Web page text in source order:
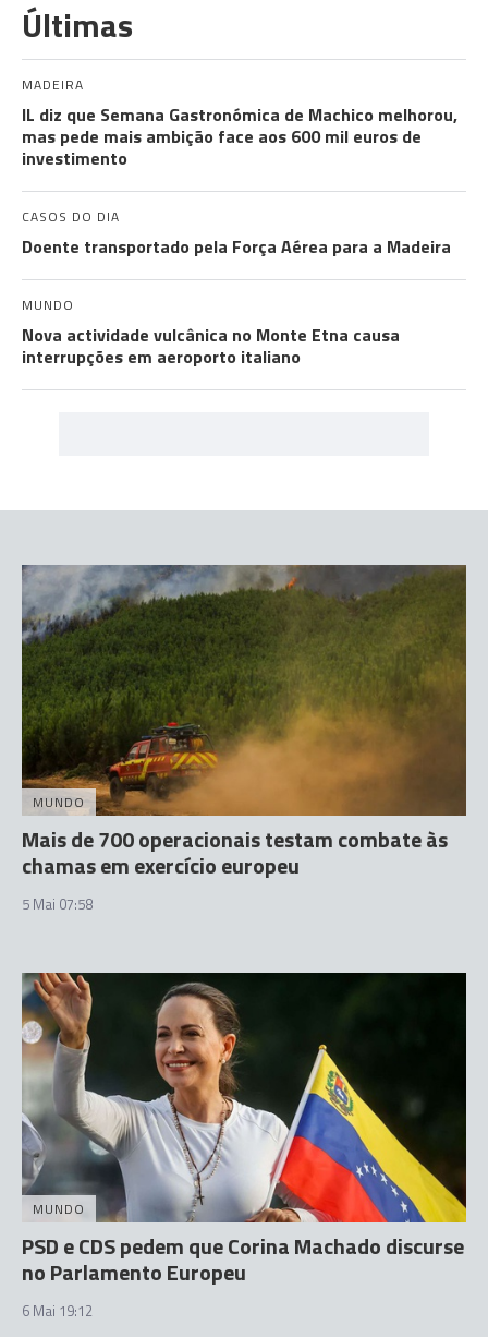
Últimas
MADEIRA
IL diz que Semana Gastronómica de Machico melhorou,
mas pede mais ambição face aos 600 mil euros de
investimento
CASOS DO DIA
Doente transportado pela Força Aérea para a Madeira
MUNDO
Nova actividade vulcânica no Monte Etna causa
interrupções em aeroporto italiano
MUNDO
Mais de 700 operacionais testam combate às
chamas em exercício europeu
5 Mai 07:58
MUNDO
PSD e CDS pedem que Corina Machado discurse
no Parlamento Europeu
6 Mai 19:12